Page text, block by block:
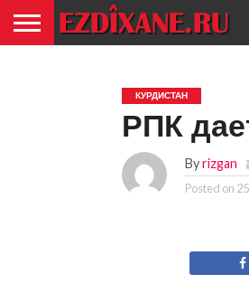
КУРДИСТАН
РПК
Byrizgan
Posted on